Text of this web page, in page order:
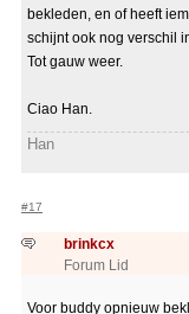
bekleden, en of heeft
schijnt ook nog verschil
Tot gauw weer.
Ciao Han.
Han
#17
brinkcx
Forum Lid
Voor buddy opnieuw